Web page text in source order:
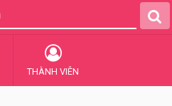
THÀNH VIÊN